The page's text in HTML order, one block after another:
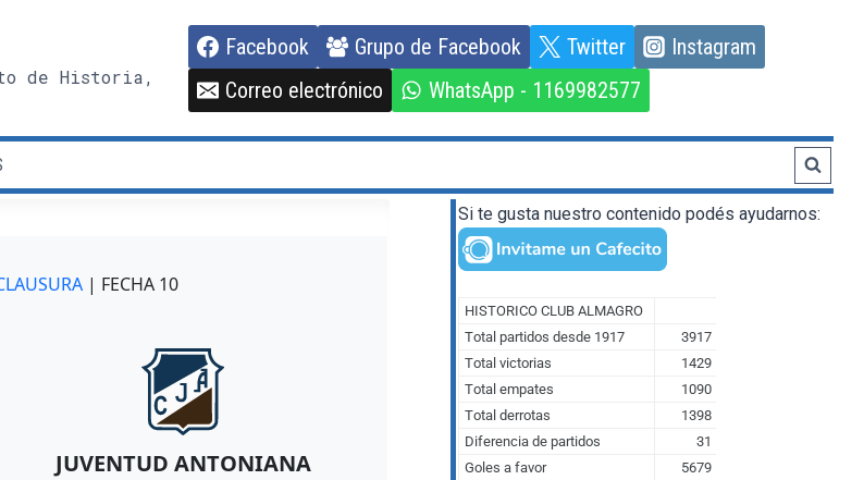
de Historia,
Facebook Grupo de Facebook Twitter
Instagram
Correo electrónico
WhatsApp - 1169982577
| FECHA 10
JUVENTUD ANTONIANA
Si te gusta nuestro contenido podés ayudarnos: